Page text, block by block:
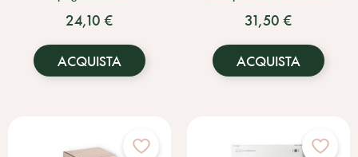
24,10 €
ACQUISTA
31,50 €
ACQUISTA